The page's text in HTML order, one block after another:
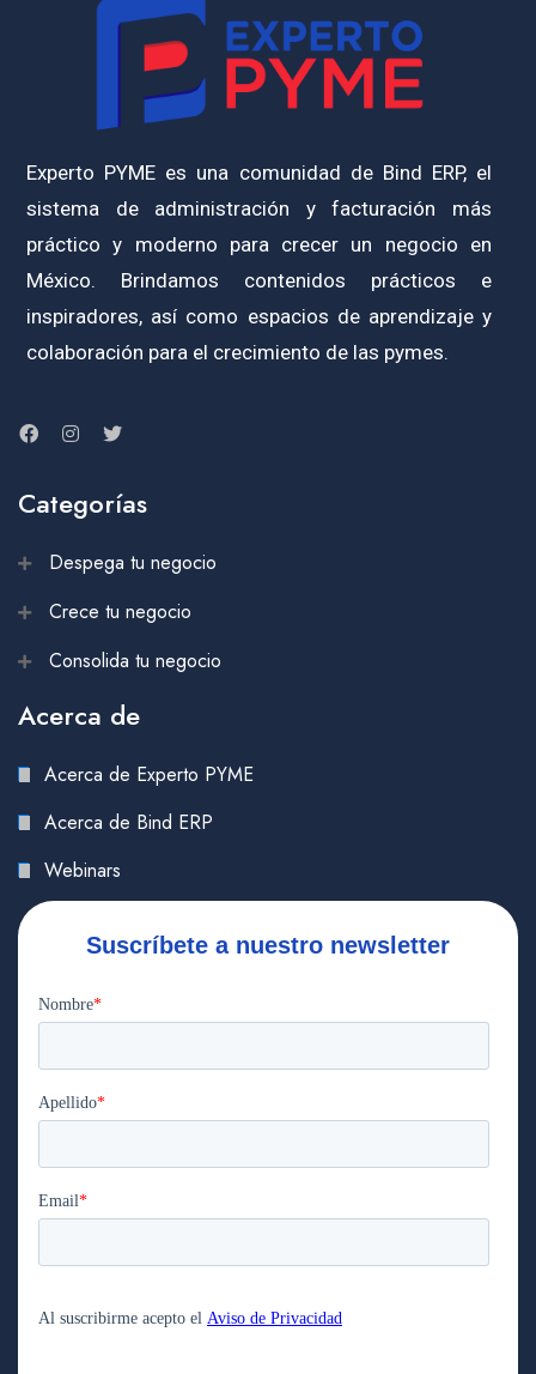
Experto PYME es una comunidad de Bind ERP, el
sistema de administración y facturación más
práctico y moderno para crecer un negocio en
México. Brindamos contenidos prácticos e
inspiradores, así como espacios de aprendizaje y
colaboración para el crecimiento de las pymes.
Categorías
Despega tu negocio
Crece tu negocio
Consolida tu negocio
Acerca de
Acerca de Experto PYME
Acerca de Bind ERP
Webinars
Suscríbete a nuestro newsletter